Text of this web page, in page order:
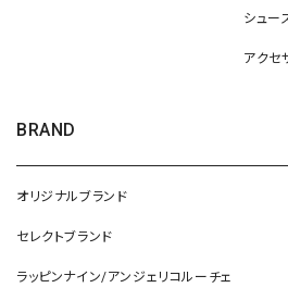
シュー
アクセ
BRAND
オリジナルブランド
セレクトブランド
ラッピンナイン/アンジェリコルーチェ